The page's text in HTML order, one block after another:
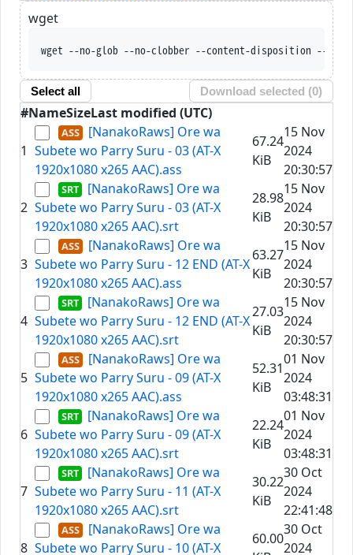
wget
wget --no-glob --no-clobber
Select all Download selected (0)
#NameSizeLast modified (UTC)
1
[NanakoRaws] Ore wa
Subete wo Parry Suru - 03 (AT-X
1920x1080 x265 AAC).ass
67.24
KiB
15 Nov
2024
20:30:57
2
[NanakoRaws] Ore wa
Subete wo Parry Suru - 03 (AT-X
1920x1080 x265 AAC).srt
28.98
KiB
15 Nov
2024
20:30:57
3
[NanakoRaws] Ore wa
Subete wo Parry Suru - 12 END (AT-X
1920x1080 x265 AAC).ass
63.27
KiB
15 Nov
2024
20:30:57
4
[NanakoRaws] Ore wa
Subete wo Parry Suru - 12 END (AT-X
1920x1080 x265 AAC).srt
27.03
KiB
15 Nov
2024
20:30:57
5
[NanakoRaws] Ore wa
Subete wo Parry Suru - 09 (AT-X
1920x1080 x265 AAC).ass
52.31
KiB
01 Nov
2024
03:48:31
6
[NanakoRaws] Ore wa
Subete wo Parry Suru - 09 (AT-X
1920x1080 x265 AAC).srt
22.24
KiB
01 Nov
2024
03:48:31
7
[NanakoRaws] Ore wa
Subete wo Parry Suru - 11 (AT-X
1920x1080 x265 AAC).srt
30.22
KiB
30 Oct
2024
22:41:48
8
[NanakoRaws] Ore wa
Subete wo Parry Suru - 10 (AT-X
60.00
30 Oct
2024